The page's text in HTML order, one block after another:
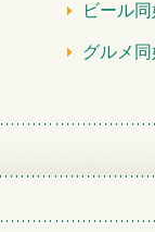
ビール
グルメ